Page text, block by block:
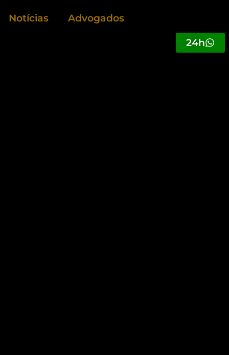
Notícias Advogados
24h